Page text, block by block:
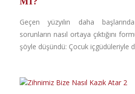
Geçen yüzyılın daha
sorunların nasıl ortaya çıktığını
şöyle düşündü: Çocuk içgüdüleriyle